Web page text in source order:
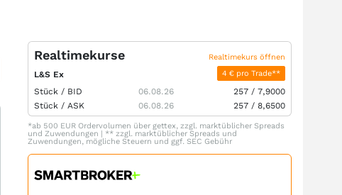
Realtimekurse Realtimekurs öffnen
L&S Ex 4 € pro Trade**
Stück / BID 06.08.26 257 / 7,9000
Stück / ASK 06.08.26 257 / 8,6500
*ab 500 EUR Ordervolumen über gettex, zzgl. marktüblicher Spreads
und Zuwendungen | ** zzgl. marktüblicher Spreads und
Zuwendungen, mögliche Steuern und ggf. SEC Gebühr